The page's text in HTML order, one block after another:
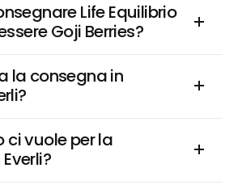
Life Equilibrio
Goji Berries?
la consegna in
vuole per la